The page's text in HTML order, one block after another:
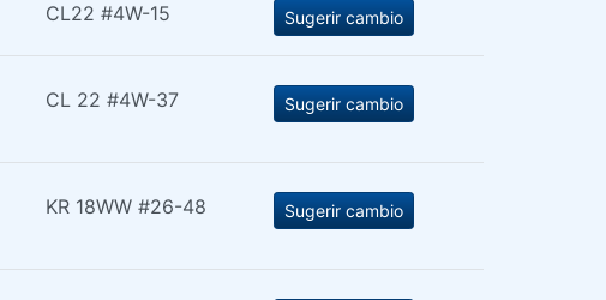
CL22 #4W-15 Sugerir cambio
CL 22 #4W-37 Sugerir cambio
KR 18WW #26-48 Sugerir cambio